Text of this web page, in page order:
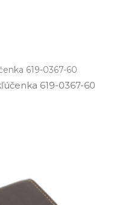
619-0367-60
619­-0367­-60